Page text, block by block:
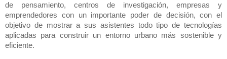
de pensamiento, centros de investigación, empresas y
emprendedores con un importante poder de decisión, con el
objetivo de mostrar a sus asistentes todo tipo de tecnologías
aplicadas para construir un entorno urbano más sostenible y
eficiente.